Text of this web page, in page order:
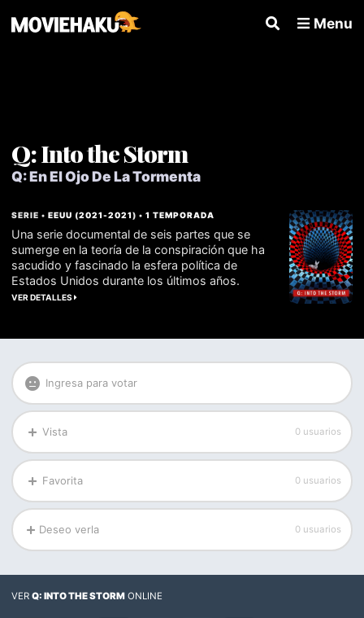
Menu
Q: Into the Storm
Q: En El Ojo De La Tormenta
SERIE •EEUU (2021-2021) •1 TEMPORADA
Una serie documental de seis partes que se
sumerge en la teoría de la conspiración que ha
sacudido y fascinado la esfera política de
Estados Unidos durante los últimos años.
VER DETALLES
Ingresa para votar
Vista 0 usuarios
Favorita 0 usuarios
Deseo verla 0 usuarios
VERQ: INTO THE STORM ONLINE